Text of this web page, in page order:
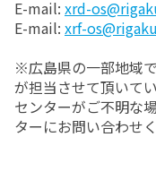
E-mail: xrd-
E-mail: xrf-
※広島県の一部地域
が担当させて頂いて
センターがご不明な
ターにお問い合わせ